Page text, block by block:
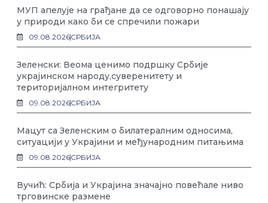
МУП апелује на грађане да се одговорно понашају
у природи како би се спречили пожари
09.08.2026СРБИЈА
Зеленски: Веома ценимо подршку Србије
украјинском народу,суверенитету и
територијалном интегритету
09.08.2026СРБИЈА
Мацут са Зеленским о билатералним односима,
ситуацији у Украјини и међународним питањима
09.08.2026СРБИЈА
Вучић: Србија и Украјина значајно повећале ниво
трговинске размене